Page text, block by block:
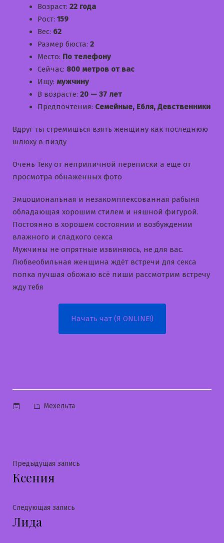
Возраст: 22 года
Рост: 159
Вес: 62
Размер бюста: 2
Место: По телефону
Сейчас: 800 метров от вас
Ищу: мужчину
В возрасте: 20 — 37 лет
Предпочтения: Семейные, Ебля, Девственники
Вдруг ты стремишься взять женщину как последнюю
шлюху в пизду
Очень Теку от неприличной переписки а еще от
просмотра обнаженных фото
Эмцоциональная и незакомплексованная рабыня
обладающая хорошим стилем и няшной фигурой.
Постоянно в хорошем состоянии и возбуждении
влажного и сладкого секса
Мужчины не опрятные извиняюсь, не для вас.
Любвеобильная женщина ждёт встречи для секса
попка лучшая обожаю всё пиши рассмотрим встречу
жду тебя
Начать чат (Я ONLINE!)
Опубликовано
Мехельта
Навигация
по
записям
Предыдущая запись
Ксения
Следующая запись
Лида